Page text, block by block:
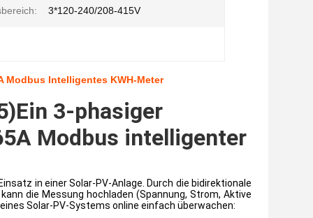
3*120-240/208-415V
Modbus Intelligentes KWH-Meter
3-phasiger
Modbus intelligenter
in einer Solar-PV-Anlage. Durch die bidirektionale
die Messung hochladen (Spannung, Strom, Aktive
Solar-PV-Systems online einfach überwachen: